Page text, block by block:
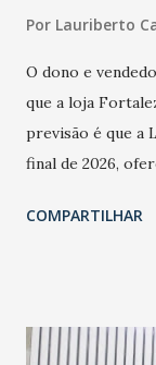
Por Lauriberto
O dono e
que a loja
previsão é que a
final de 2026,
Havan Fortaleza
COMPARTILHAR